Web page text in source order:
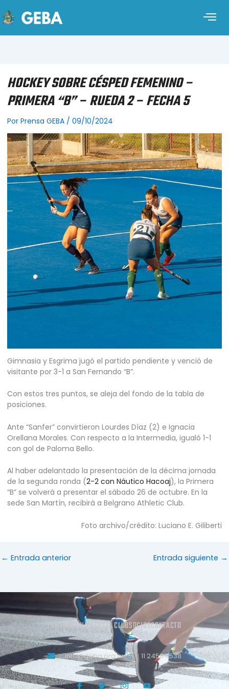
HOCKEY SOBRE CÉSPED FEMENINO –
PRIMERA “B” – RUEDA 2 – FECHA 5
Por Prensa GEBA / 09/10/2024
Gimnasia y Esgrima jugó el partido pendiente y venció de
visitante por 3-1 a San Fernando “B”.
Con estos tres puntos, se aleja del fondo de la tabla de
posiciones.
Ante “Sanfer” convirtieron Lourdes Díaz (2) e Ignacia
Orellana Morales. Con respecto a la Intermedia, igualó 1-1
con gol de Paloma Bello.
Al haber adelantado la presentación de la décima jornada
de la segunda ronda (2-2 con Náutico Hacoaj), la Primera
“B” se volverá a presentar el sábado 26 de octubre. En la
sede San Martín, recibirá a Belgrano Athletic Club.
Foto archivo/crédito: Luciano E. Giliberti
← Entrada anterior Entrada siguiente →
INICIOACTIVIDADES EL CLUBSOCIOSCONTACTO
info@geba.org.ar 11 2458.3538
J T J Y